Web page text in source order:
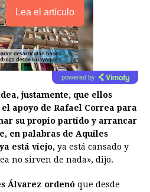
Lea el artículo
powered by
justamente, que ellos
apoyo de Rafael Correa para
su propio partido y arrancar
en palabras de Aquiles
está viejo, ya está cansado y
no sirven de nada», dijo.
Álvarez ordenó que desde